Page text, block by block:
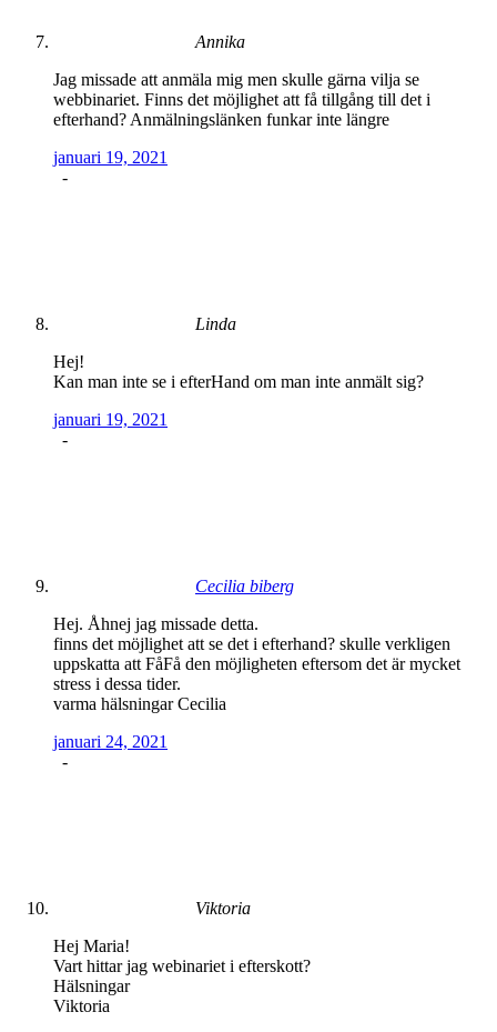
Annika
Jag missade att anmäla mig men skulle gärna vilja se
webbinariet. Finns det möjlighet att få tillgång till det i
efterhand? Anmälningslänken funkar inte längre
januari 19, 2021
-
Linda
Hej!
Kan man inte se i efterHand om man inte anmält sig?
januari 19, 2021
-
Cecilia biberg
Hej. Åhnej jag missade detta.
finns det möjlighet att se det i efterhand? skulle verkligen
uppskatta att FåFå den möjligheten eftersom det är mycket
stress i dessa tider.
varma hälsningar Cecilia
januari 24, 2021
-
Viktoria
Hej Maria!
Vart hittar jag webinariet i efterskott?
Hälsningar
Viktoria